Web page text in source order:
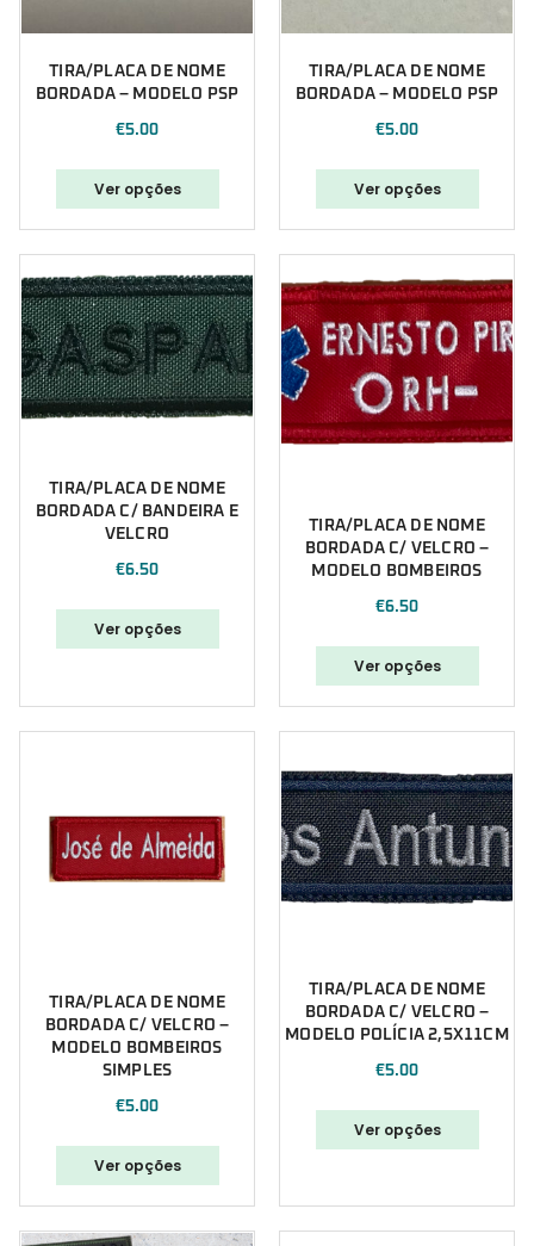
TIRA/PLACA DE NOME
BORDADA – MODELO PSP
€5.00
Ver opções
TIRA/PLACA DE NOME
BORDADA – MODELO PSP
€5.00
Ver opções
TIRA/PLACA DE NOME
BORDADA C/ BANDEIRA E
VELCRO
€6.50
Ver opções
TIRA/PLACA DE NOME
BORDADA C/ VELCRO –
MODELO BOMBEIROS
€6.50
Ver opções
TIRA/PLACA DE NOME
BORDADA C/ VELCRO –
MODELO BOMBEIROS
SIMPLES
€5.00
Ver opções
TIRA/PLACA DE NOME
BORDADA C/ VELCRO –
MODELO POLÍCIA 2,5X11CM
€5.00
Ver opções